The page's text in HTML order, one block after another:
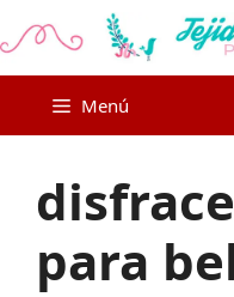
al
Menú
para